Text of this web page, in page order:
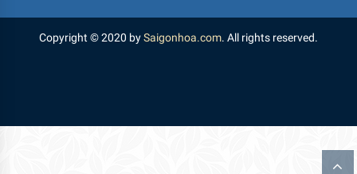
Copyright © 2020 bySaigonhoa.com. All rights reserved.